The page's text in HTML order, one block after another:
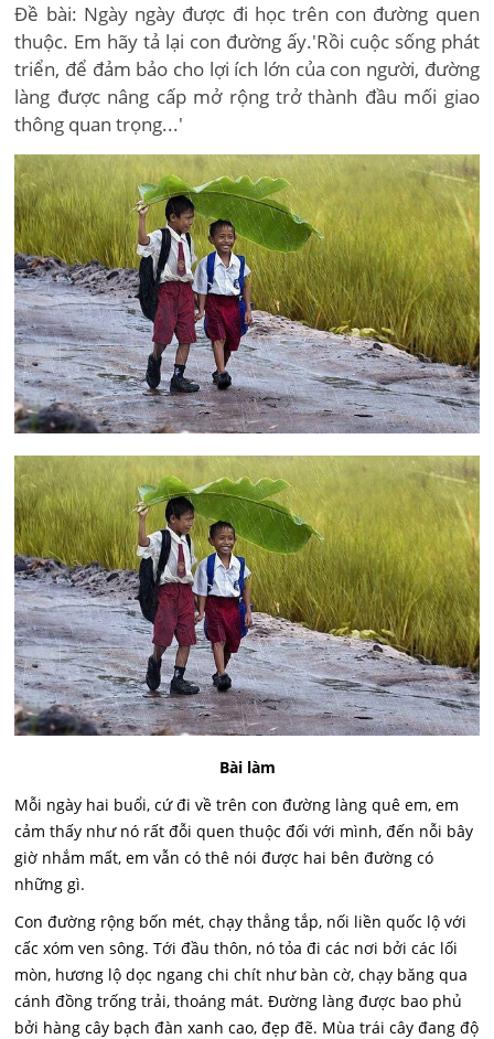
Đề bài: Ngày ngày được đi học trên con đường quen
thuộc. Em hãy tả lại con đường ấy.'Rồi cuộc sống phát
triển, để đảm bảo cho lợi ích lớn của con người, đường
làng được nâng cấp mở rộng trở thành đầu mối giao
thông quan trọng...'
Bài làm
Mỗi ngày hai buổi, cứ đi về trên con đường làng quê em, em
cảm thấy như nó rất đỗi quen thuộc đối với mình, đến nỗi bây
giờ nhắm mất, em vẫn có thê nói được hai bên đường có
những gì.
Con đường rộng bốn mét, chạy thẳng tắp, nối liền quốc lộ với
cấc xóm ven sông. Tới đầu thôn, nó tỏa đi các nơi bởi các lối
mòn, hương lộ dọc ngang chi chít như bàn cờ, chạy băng qua
cánh đồng trống trải, thoáng mát. Đường làng được bao phủ
bởi hàng cây bạch đàn xanh cao, đẹp đẽ. Mùa trái cây đang độ